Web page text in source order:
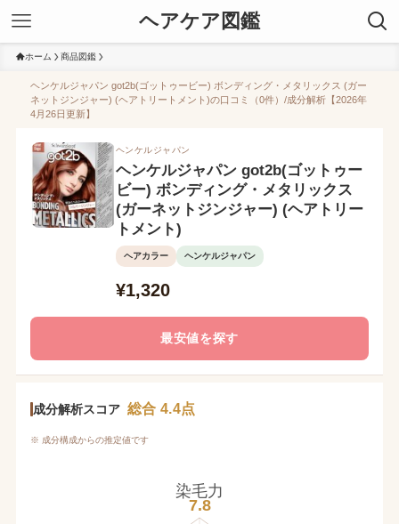
ヘアケア図鑑
ホーム 商品図鑑
ヘンケルジャパン got2b(ゴットゥービー) ボンディング・メタリックス (ガー
ネットジンジャー) (ヘアトリートメント)の口コミ（0件）/成分解析【2026年
4月26日更新】
ヘンケルジャパン
ヘンケルジャパン got2b(ゴットゥー
ビー) ボンディング・メタリックス
(ガーネットジンジャー) (ヘアトリー
トメント)
ヘアカラー ヘンケルジャパン
¥1,320
最安値を探す
成分解析スコア 総合 4.4点
※ 成分構成からの推定値です
染毛力
7.8